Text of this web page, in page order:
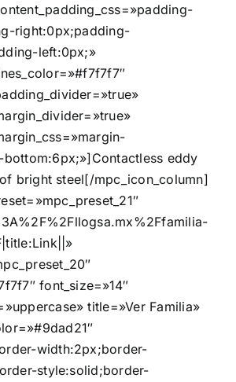
right:0px;padding-
left:0px;»
eddy
bright steel[/mpc_icon_column]
font_size=»14″
title=»Ver Familia»
width:2px;border-
style:solid;border-